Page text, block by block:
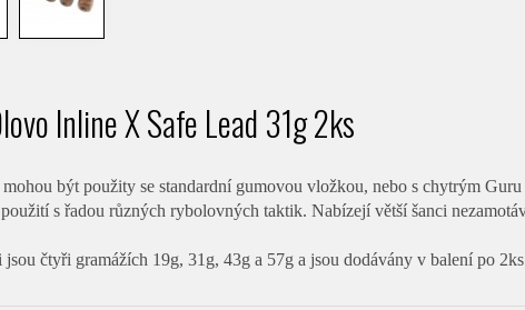
Inline X Safe Lead 31g 2ks
být použity se standardní gumovou vložkou, nebo s chytrým
s řadou různých rybolovných taktik. Nabízejí větší šanci
čtyři gramážích 19g, 31g, 43g a 57g a jsou dodávány v balení po